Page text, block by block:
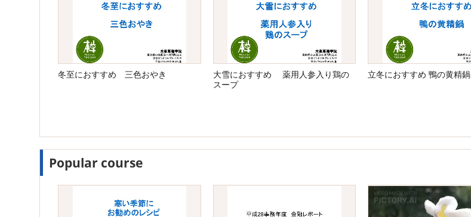
冬至におすすめ 三色おやき
大雪におすすめ 薬用人参入り鶏の
スープ
立冬におすすめ 鴨の黄精鍋
Popular course